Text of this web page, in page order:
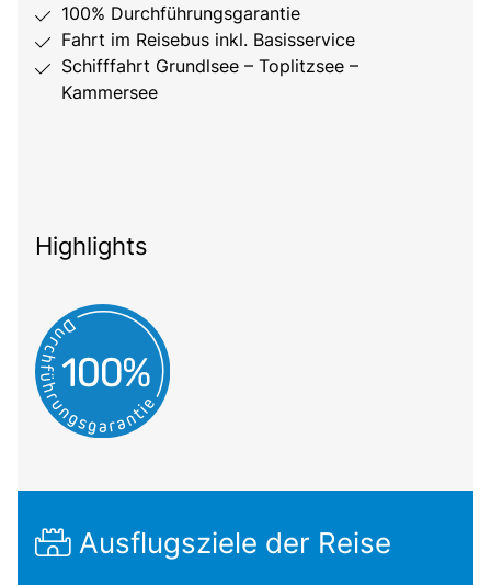
100% Durchführungsgarantie
Fahrt im Reisebus inkl. Basisservice
Schifffahrt Grundlsee – Toplitzsee –
Kammersee
Highlights
Ausflugsziele der Reise